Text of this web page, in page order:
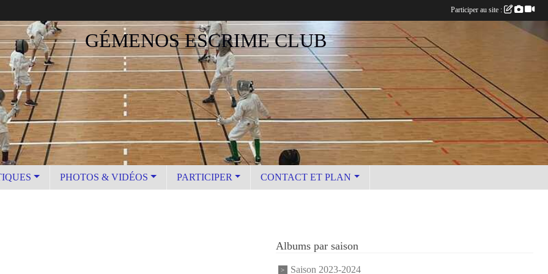
GÉMENOS ESCRIME CLUB
PHOTOS & VIDÉOS PARTICIPER CONTACT ET PLAN
Albums par saison
Saison 2023-2024
Participer au site :